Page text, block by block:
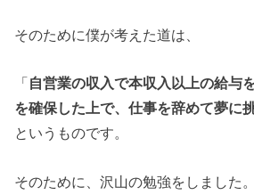
そのために僕が考えた道は、
「 自営業の収入で本収入以上の給与
を確保した上で、仕事を辞めて夢に
というものです。
そのために、沢山の勉強をしました。